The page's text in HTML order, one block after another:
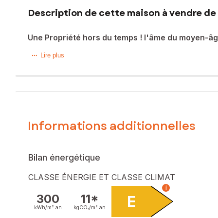
Description de cette maison à vendre de
Une Propriété hors du temps ! l'âme du moyen-
Au coeur de Villeloin Coulangé, à proximité immédiate
maison principale d'environ 145 m² dans laquelle les
escalier opposé au premier vous mène quant à lui à
Une cour à l'avant avec accès à deux caves voutées,
Contactez-moi !
Les informations sur les risques auxquels ce bien est
Honoraires charge vendeur
Lire plus
Informations additionnelles
Bilan énergétique
CLASSE ÉNERGIE ET CLASSE CLIMAT
300
kWh/m². an
11*
kgCO₂/m². an E
i